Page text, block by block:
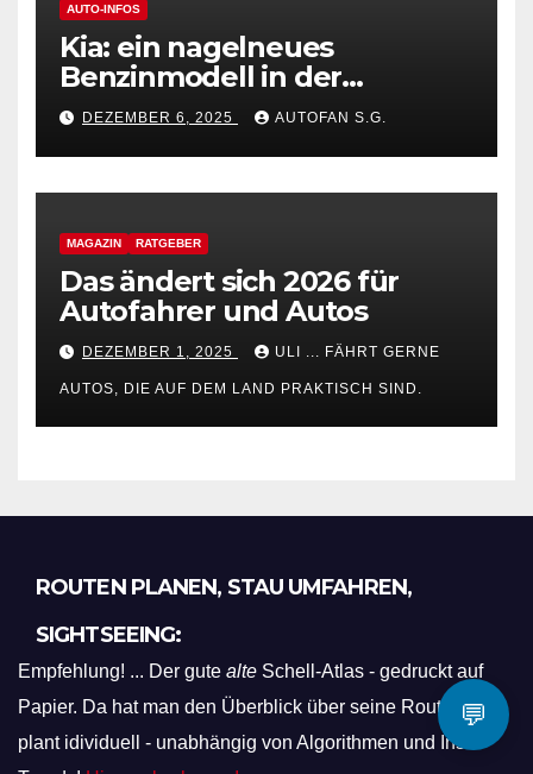
AUTO-INFOS
Kia: ein nagelneues
Benzinmodell in der
beliebten Golf-Klasse.
DEZEMBER 6, 2025 AUTOFAN S.G.
MAGAZIN RATGEBER
Das ändert sich 2026 für
Autofahrer und Autos
DEZEMBER 1, 2025 ULI ... FÄHRT GERNE
AUTOS, DIE AUF DEM LAND PRAKTISCH SIND.
ROUTEN PLANEN, STAU UMFAHREN,
SIGHTSEEING:
Empfehlung! ... Der gute alte Schell-Atlas - gedruckt auf
Papier. Da hat man den Überblick über seine Route und
plant idividuell - unabhängig von Algorithmen und Insta-
💬